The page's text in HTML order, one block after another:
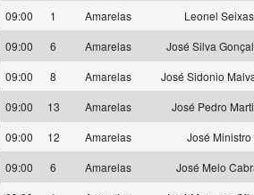
09:00
1 Amarelas
Leonel Seixas
09:00
6 Amarelas
José Silva
09:00
8 Amarelas
José Sidonio
09:00
13 Amarelas
José Pedro
09:00
12 Amarelas
José Ministro
09:00
6 Amarelas
José Melo